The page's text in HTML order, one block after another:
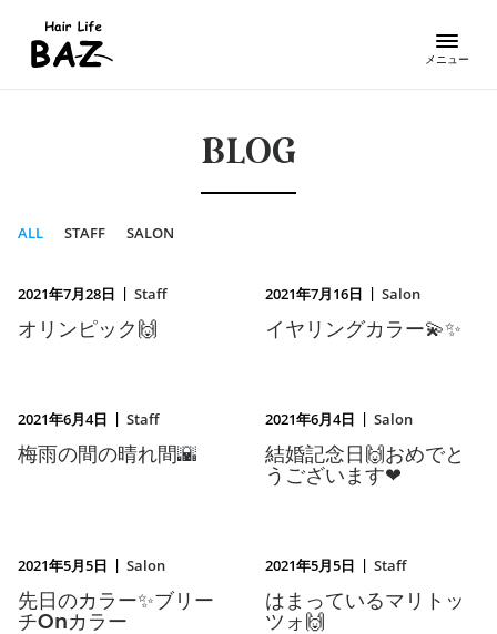
BLOG
ALL STAFF SALON
2021年7月28日 | Staff
オリンピック🙌
2021年7月16日 | Salon
イヤリングカラー💫✨
2021年6月4日 | Staff
梅雨の間の晴れ間🌇
2021年6月4日 | Salon
結婚記念日🙌おめでと
うございます❤
2021年5月5日 | Salon
先日のカラー✨ブリー
チOnカラー
2021年5月5日 | Staff
はまっているマリトッ
ツォ🙌